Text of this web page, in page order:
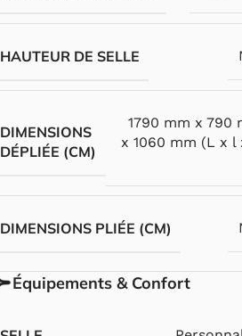
HAUTEUR DE SELLE
DIMENSIONS
DÉPLIÉE (CM)
1790 mm x 790
x 1060 mm (L x l
DIMENSIONS PLIÉE (CM)
Équipements & Confort